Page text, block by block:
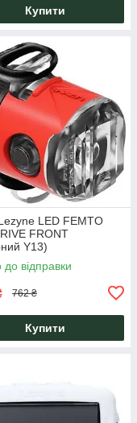
Купити
LED FEMTO
FRONT
Y13)
до відправки
762 ₴
Купити